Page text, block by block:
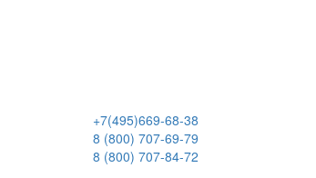
+7(495)669-68-38
8 (800) 707-69-79
8 (800) 707-84-72